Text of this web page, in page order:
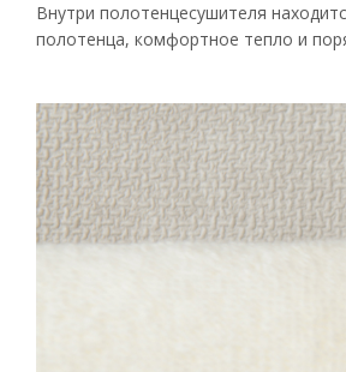
Внутри полотенцесушителя
полотенца, комфортное тепло и